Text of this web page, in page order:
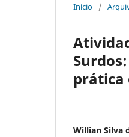
Início /
prática
Willian Silva